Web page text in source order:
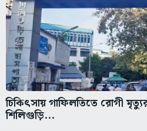
চিকিৎসায় গাফিলতিতে রোগী
শিলিগুড়ি...